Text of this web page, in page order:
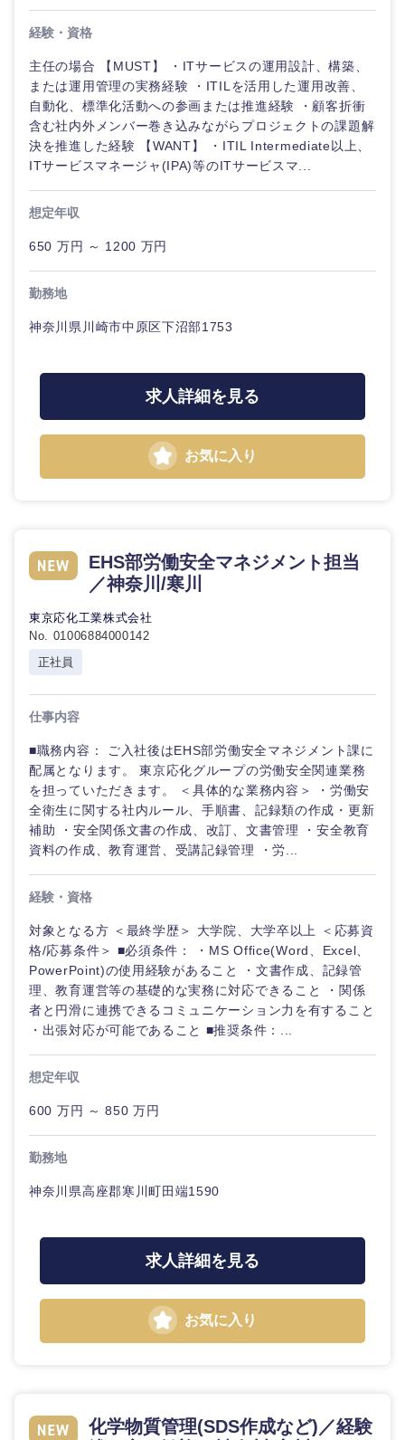
中国・四国地方
鳥取県
香川県 愛媛県
高知県
経験・資格
主任の場合 【MUST】 ・ITサービスの運用設計、構築、
または運用管理の実務経験 ・ITILを活用した運用改善、
自動化、標準化活動への参画または推進経験 ・顧客折衝
含む社内外メンバー巻き込みながらプロジェクトの課題解
決を推進した経験 【WANT】 ・ITIL Intermediate以上、
ITサービスマネージャ(IPA)等のITサービスマ...
想定年収
650 万円 ～ 1200 万円
勤務地
神奈川県川崎市中原区下沼部1753
求人詳細を見る
お気に入り
EHS部労働安全マネジメント担当
／神奈川/寒川
東京応化工業株式会社
No. 01006884000142
正社員
仕事内容
■職務内容： ご入社後はEHS部労働安全マネジメント課に
配属となります。 東京応化グループの労働安全関連業務
を担っていただきます。 ＜具体的な業務内容＞ ・労働安
全衛生に関する社内ルール、手順書、記録類の作成・更新
補助 ・安全関係文書の作成、改訂、文書管理 ・安全教育
資料の作成、教育運営、受講記録管理 ・労...
経験・資格
対象となる方 ＜最終学歴＞ 大学院、大学卒以上 ＜応募資
格/応募条件＞ ■必須条件： ・MS Office(Word、Excel、
PowerPoint)の使用経験があること ・文書作成、記録管
理、教育運営等の基礎的な実務に対応できること ・関係
者と円滑に連携できるコミュニケーション力を有すること
・出張対応が可能であること ■推奨条件：...
想定年収
600 万円 ～ 850 万円
勤務地
神奈川県高座郡寒川町田端1590
求人詳細を見る
お気に入り
化学物質管理(SDS作成など)／経験